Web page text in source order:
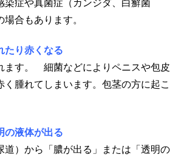
染症や真菌症（カンジダ、白癬菌
合もあります。
たり赤くなる
ます。 細菌などによりペニスや包皮
く腫れてしまいます。包茎の方に起こ
の液体が出る
道）から「膿が出る」または「透明の